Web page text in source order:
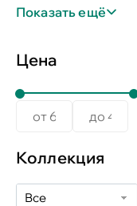
Показать ещё
Цена
Коллекция
Все